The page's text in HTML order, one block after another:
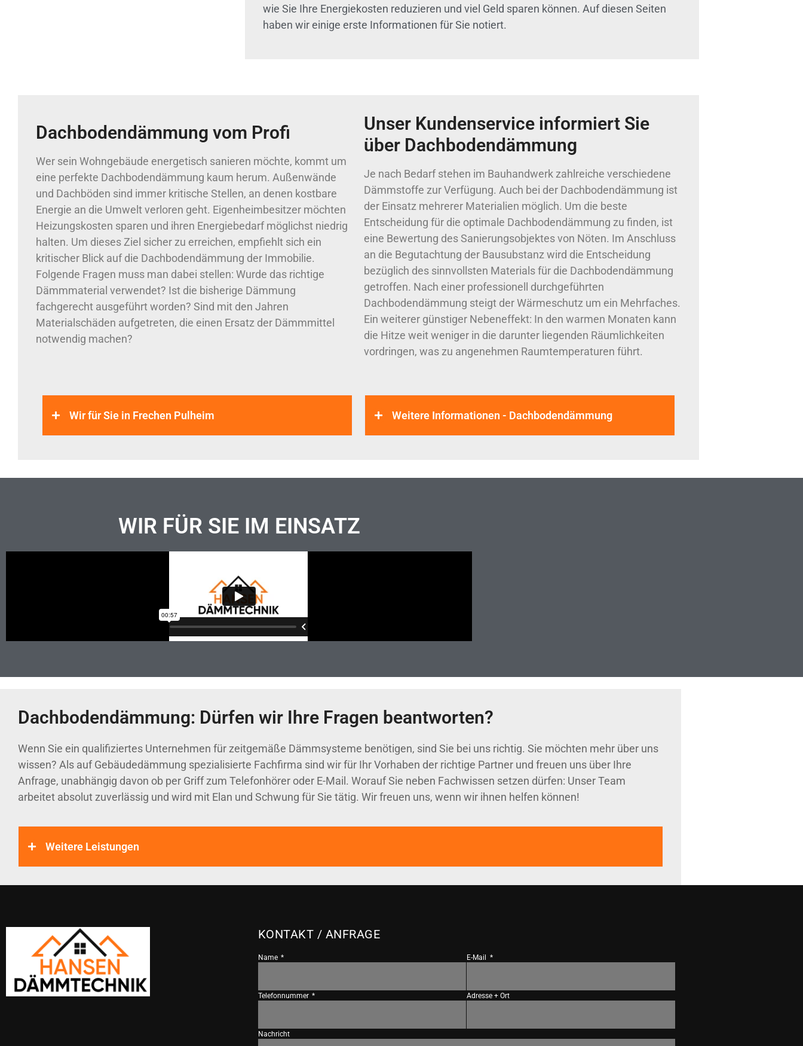
wie Sie Ihre Energiekosten reduzieren und viel Geld sparen können. Auf diesen Seiten
haben wir einige erste Informationen für Sie notiert.
Dachbodendämmung vom Profi
Wer sein Wohngebäude energetisch sanieren möchte, kommt um
eine perfekte Dachbodendämmung kaum herum. Außenwände
und Dachböden sind immer kritische Stellen, an denen kostbare
Energie an die Umwelt verloren geht. Eigenheimbesitzer möchten
Heizungskosten sparen und ihren Energiebedarf möglichst niedrig
halten. Um dieses Ziel sicher zu erreichen, empfiehlt sich ein
kritischer Blick auf die Dachbodendämmung der Immobilie.
Folgende Fragen muss man dabei stellen: Wurde das richtige
Dämmmaterial verwendet? Ist die bisherige Dämmung
fachgerecht ausgeführt worden? Sind mit den Jahren
Materialschäden aufgetreten, die einen Ersatz der Dämmmittel
notwendig machen?
Unser Kundenservice informiert Sie
über Dachbodendämmung
Je nach Bedarf stehen im Bauhandwerk zahlreiche verschiedene
Dämmstoffe zur Verfügung. Auch bei der Dachbodendämmung ist
der Einsatz mehrerer Materialien möglich. Um die beste
Entscheidung für die optimale Dachbodendämmung zu finden, ist
eine Bewertung des Sanierungsobjektes von Nöten. Im Anschluss
an die Begutachtung der Bausubstanz wird die Entscheidung
bezüglich des sinnvollsten Materials für die Dachbodendämmung
getroffen. Nach einer professionell durchgeführten
Dachbodendämmung steigt der Wärmeschutz um ein Mehrfaches.
Ein weiterer günstiger Nebeneffekt: In den warmen Monaten kann
die Hitze weit weniger in die darunter liegenden Räumlichkeiten
vordringen, was zu angenehmen Raumtemperaturen führt.
Wir für Sie in Frechen Pulheim Weitere Informationen - Dachbodendämmung
WIR FÜR SIE IM EINSATZ
Dachbodendämmung: Dürfen wir Ihre Fragen beantworten?
Wenn Sie ein qualifiziertes Unternehmen für zeitgemäße Dämmsysteme benötigen, sind Sie bei uns richtig. Sie möchten mehr über uns
wissen? Als auf Gebäudedämmung spezialisierte Fachfirma sind wir für Ihr Vorhaben der richtige Partner und freuen uns über Ihre
Anfrage, unabhängig davon ob per Griff zum Telefonhörer oder E-Mail. Worauf Sie neben Fachwissen setzen dürfen: Unser Team
arbeitet absolut zuverlässig und wird mit Elan und Schwung für Sie tätig. Wir freuen uns, wenn wir ihnen helfen können!
Weitere Leistungen
KONTAKT / ANFRAGE
Name E-Mail
Telefonnummer Adresse + Ort
Nachricht